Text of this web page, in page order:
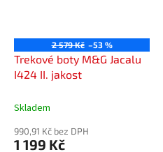
2 579 Kč –53 %
Trekové boty M&G Jacalu
I424 II. jakost
Skladem
990,91 Kč bez DPH
1 199 Kč